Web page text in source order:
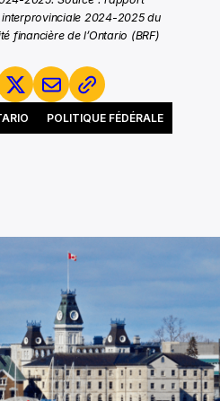
2024-2025 du
financière de l’Ontario (BRF)
POLITIQUE FÉDÉRALE